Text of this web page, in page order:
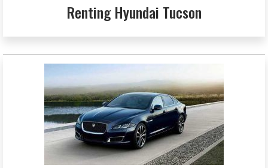
Renting Hyundai Tucson